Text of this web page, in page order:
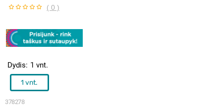
( 0 )
378278
Dydis 1 vnt.
1 vnt.